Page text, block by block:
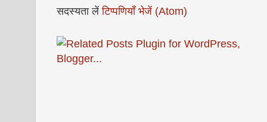
सदस्यता लेंटिप्पणियाँ भेजें (Atom)